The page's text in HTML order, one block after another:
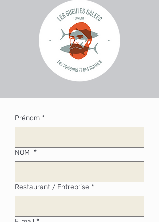
Prénom *
NOM *
Restaurant / Entreprise *